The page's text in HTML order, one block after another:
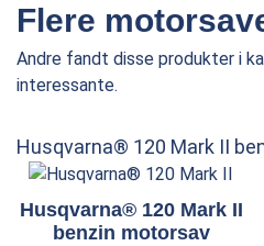
Flere
Andre fandt disse produkter i
interessante.
Husqvarna® 120 Mark II
Husqvarna® 120 Mark II
benzin motorsav